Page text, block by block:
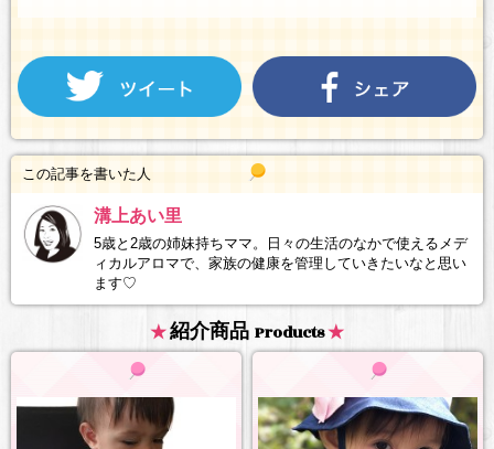
この記事を書いた人
溝上あい里
5歳と2歳の姉妹持ちママ。日々の生活のなかで使えるメデ
ィカルアロマで、家族の健康を管理していきたいなと思い
ます♡
紹介商品 Products